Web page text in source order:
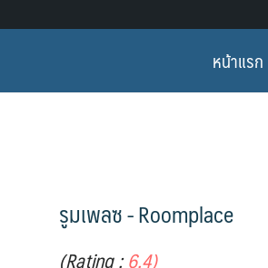
หน้าแรก
รูมเพลซ - Roomplace
(Rating :6.4)